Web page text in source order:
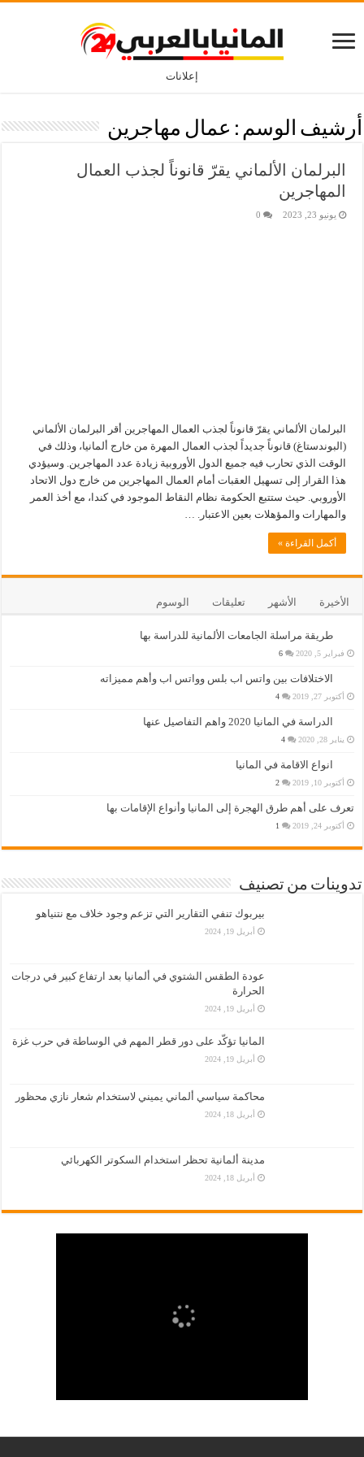
إعلانات
أرشيف الوسم : عمال مهاجرين
البرلمان الألماني يقرّ قانوناً لجذب العمال
المهاجرين
يونيو 23, 2023 0
البرلمان الألماني يقرّ قانوناً لجذب العمال المهاجرين أقر البرلمان الألماني
(البوندستاغ) قانوناً جديداً لجذب العمال المهرة من خارج ألمانيا، وذلك في
الوقت الذي تحارب فيه جميع الدول الأوروبية زيادة عدد المهاجرين. وسيؤدي
هذا القرار إلى تسهيل العقبات أمام العمال المهاجرين من خارج دول الاتحاد
الأوروبي. حيث ستتبع الحكومة نظام النقاط الموجود في كندا، مع أخذ العمر
والمهارات والمؤهلات بعين الاعتبار. …
أكمل القراءة »
الأخيرة الأشهر تعليقات الوسوم
طريقة مراسلة الجامعات الألمانية للدراسة بها
فبراير 5, 2020 6
الاختلافات بين واتس اب بلس وواتس اب وأهم مميزاته
أكتوبر 27, 2019 4
الدراسة في المانيا 2020 واهم التفاصيل عنها
يناير 28, 2020 4
انواع الاقامة في المانيا
أكتوبر 10, 2019 2
تعرف على أهم طرق الهجرة إلى المانيا وأنواع الإقامات بها
أكتوبر 24, 2019 1
تدوينات من تصنيف
بيربوك تنفي التقارير التي تزعم وجود خلاف مع نتنياهو
أبريل 19, 2024
عودة الطقس الشتوي في ألمانيا بعد ارتفاع كبير في درجات
الحرارة
أبريل 19, 2024
المانيا تؤكّد على دور قطر المهم في الوساطة في حرب غزة
أبريل 19, 2024
محاكمة سياسي ألماني يميني لاستخدام شعار نازي محظور
أبريل 18, 2024
مدينة ألمانية تحظر استخدام السكوتر الكهربائي
أبريل 18, 2024